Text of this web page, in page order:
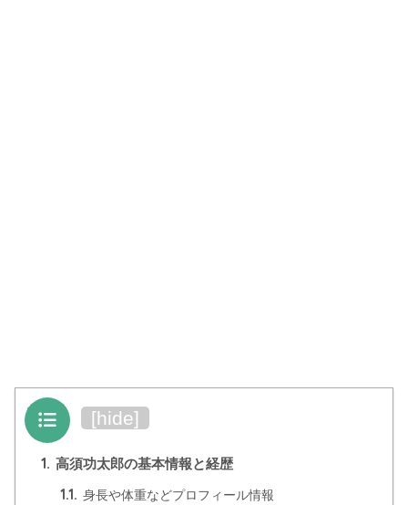
目次 [hide]
1. 高須功太郎の基本情報と経歴
1.1. 身長や体重などプロフィール情報